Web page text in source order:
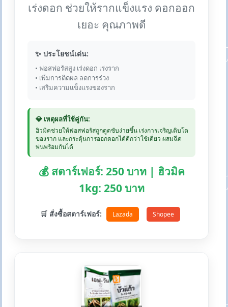
เร่งดอก ช่วยให้รากแข็งแรง ดอกออก
เยอะ คุณภาพดี
✨ ประโยชน์เด่น:
• ฟอสฟอรัสสูง เร่งดอก เร่งราก
• เพิ่มการติดผล ลดการร่วง
• เสริมความแข็งแรงของราก
💎 เหตุผลที่ใช้คู่กัน:
ฮิวมิคช่วยให้ฟอสฟอรัสถูกดูดซับง่ายขึ้น เร่งการเจริญเติบโต
ของราก และกระตุ้นการออกดอกได้ดีกว่าใช้เดี่ยว ผสมฉีด
พ่นพร้อมกันได้
💰 สตาร์เฟอร์: 250 บาท | ฮิวมิค
1kg: 250 บาท
🛒 สั่งซื้อสตาร์เฟอร์: Lazada Shopee